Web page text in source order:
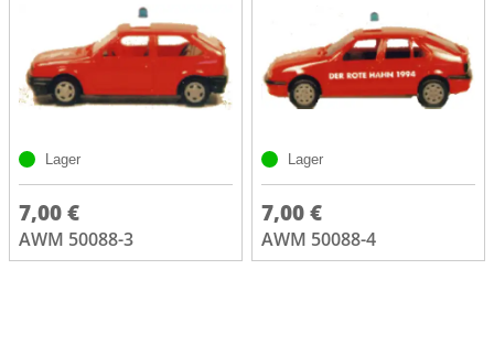
Lager
7,00 €
AWM 50088-3
Lager
7,00 €
AWM 50088-4